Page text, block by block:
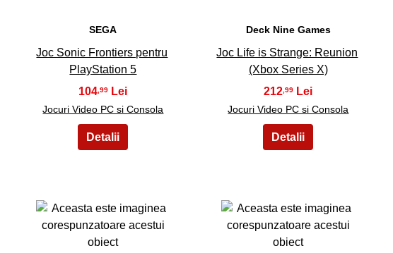
SEGA
Joc Sonic Frontiers pentru
PlayStation 5
104,99
Jocuri Video PC si Consola
Deck Nine Games
Joc Life is Strange: Reunion
(Xbox Series X)
212,99
Jocuri Video PC si Consola